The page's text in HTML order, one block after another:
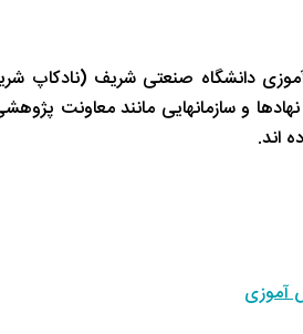
دانشگاه صنعتی شریف (نادکاپ
و سازمانهایی مانند معاونت
اند.
آموزی